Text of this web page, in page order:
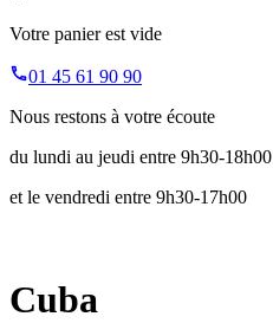
Votre panier est vide
01 45 61 90 90
Nous restons à votre écoute
du lundi au jeudi entre 9h30-18h00
et le vendredi entre 9h30-17h00
Cuba